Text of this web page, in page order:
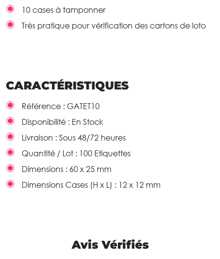
10 cases à tamponner
Très pratique pour vérification des cartons de loto
CARACTÉRISTIQUES
Référence : GATET10
Disponibilité : En Stock
Livraison : Sous 48/72 heures
Quantité / Lot : 100 Etiquettes
Dimensions : 60 x 25 mm
Dimensions Cases (H x L) : 12 x 12 mm
Avis Vérifiés